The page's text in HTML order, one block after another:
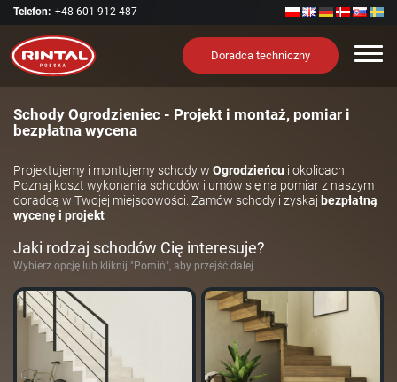
Telefon: +48 601 912 487
Doradca techniczny
Schody Ogrodzieniec - Projekt i montaż, pomiar i
bezpłatna wycena
Projektujemy i montujemy schody w Ogrodzieńcu i okolicach.
Poznaj koszt wykonania schodów i umów się na pomiar z naszym
doradcą w Twojej miejscowości. Zamów schody i zyskaj bezpłatną
wycenę i projekt
Jaki rodzaj schodów Cię interesuje?
Wybierz opcję lub kliknij "Pomiń", aby przejść dalej